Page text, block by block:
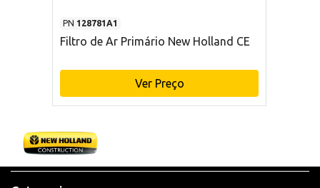
PN 128781A1
Filtro de Ar Primário New Holland CE
Ver Preço